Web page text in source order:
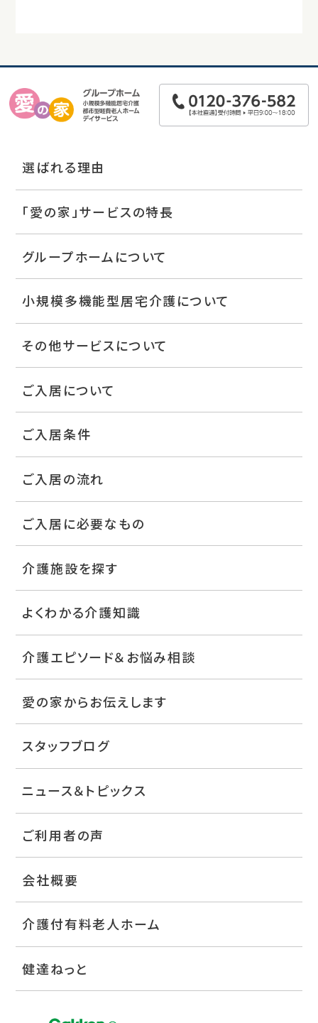
選ばれる理由
「愛の家」サービスの特長
グループホームについて
小規模多機能型居宅介護について
その他サービスについて
ご入居について
ご入居条件
ご入居の流れ
ご入居に必要なもの
介護施設を探す
よくわかる介護知識
介護エピソード＆お悩み相談
愛の家からお伝えします
スタッフブログ
ニュース＆トピックス
ご利用者の声
会社概要
介護付有料老人ホーム
健達ねっと